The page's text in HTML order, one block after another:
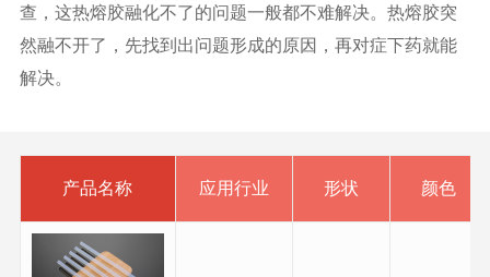
查，这热熔胶融化不了的问题一般都不难解决。热熔胶突
然融不开了，先找到出问题形成的原因，再对症下药就能
解决。
产品名称 应用行业 形状 颜色